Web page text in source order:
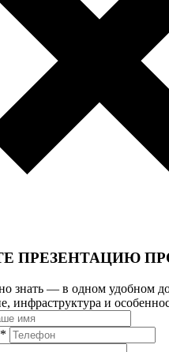
ПРЕЗЕНТАЦИЮ
знать — в одном удобном
инфраструктура и
*